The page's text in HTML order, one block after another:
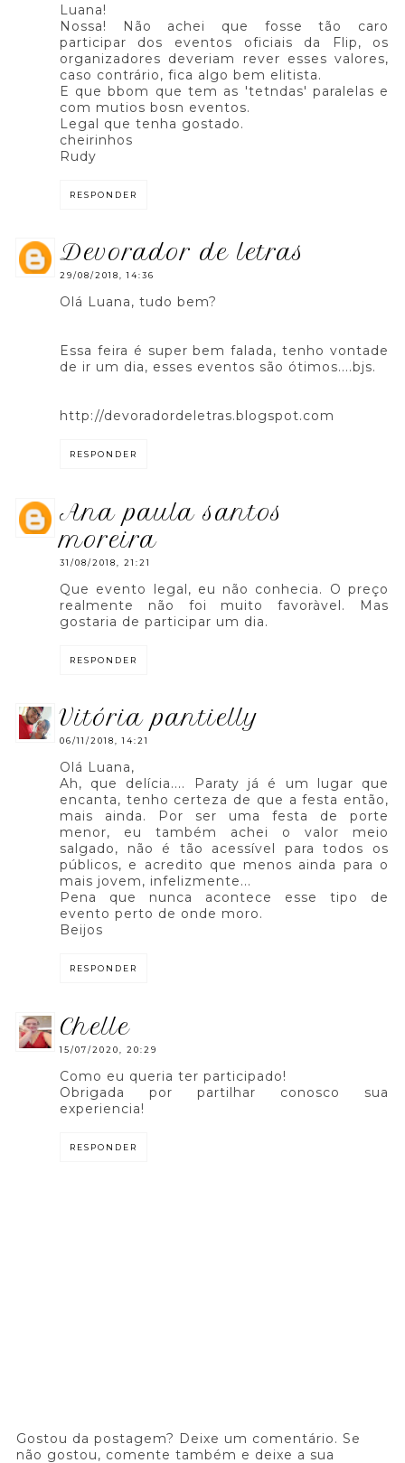
Luana!
Nossa! Não achei que fosse tão caro
participar dos eventos oficiais da Flip, os
organizadores deveriam rever esses valores,
caso contrário, fica algo bem elitista.
E que bbom que tem as 'tetndas' paralelas e
com mutios bosn eventos.
Legal que tenha gostado.
cheirinhos
Rudy
RESPONDER
devorador de letras
29/08/2018, 14:36
Olá Luana, tudo bem?
Essa feira é super bem falada, tenho vontade
de ir um dia, esses eventos são ótimos....bjs.
http://devoradordeletras.blogspot.com
RESPONDER
ana paula santos
moreira
31/08/2018, 21:21
Que evento legal, eu não conhecia. O preço
realmente não foi muito favoràvel. Mas
gostaria de participar um dia.
RESPONDER
vitória pantielly
06/11/2018, 14:21
Olá Luana,
Ah, que delícia.... Paraty já é um lugar que
encanta, tenho certeza de que a festa então,
mais ainda. Por ser uma festa de porte
menor, eu também achei o valor meio
salgado, não é tão acessível para todos os
públicos, e acredito que menos ainda para o
mais jovem, infelizmente...
Pena que nunca acontece esse tipo de
evento perto de onde moro.
Beijos
RESPONDER
chelle
15/07/2020, 20:29
Como eu queria ter participado!
Obrigada por partilhar conosco sua
experiencia!
RESPONDER
Gostou da postagem? Deixe um comentário. Se
não gostou, comente também e deixe a sua